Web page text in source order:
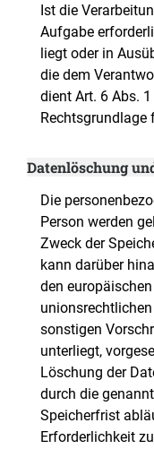
Ist die
Aufgabe
liegt oder in
die dem
dient Art. 6 Abs.
Rechtsgrundlage
Datenlöschung
Die
Person werden
Zweck der
kann darüber
den
sonstigen
unterliegt,
Löschung der
durch die
Speicherfrist
Erforderlichkeit